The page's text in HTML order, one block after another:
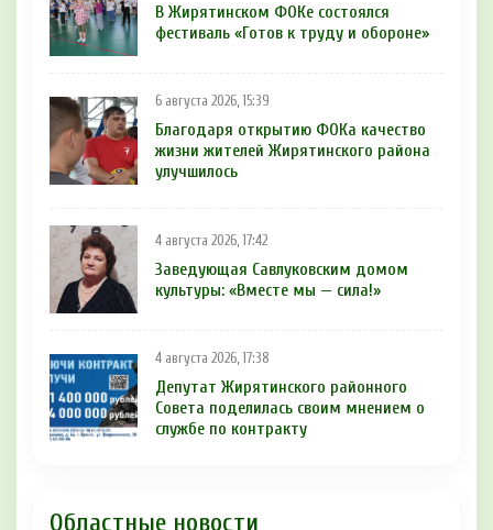
В Жирятинском ФОКе состоялся
фестиваль «Готов к труду и обороне»
6 августа 2026, 15:39
Благодаря открытию ФОКа качество
жизни жителей Жирятинского района
улучшилось
4 августа 2026, 17:42
Заведующая Савлуковским домом
культуры: «Вместе мы — сила!»
4 августа 2026, 17:38
Депутат Жирятинского районного
Совета поделилась своим мнением о
службе по контракту
Областные новости